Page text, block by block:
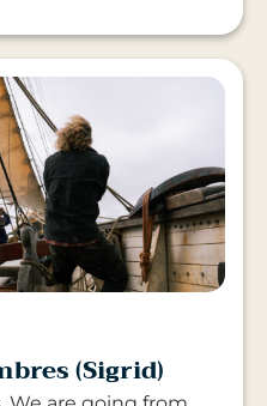
(Sigrid)